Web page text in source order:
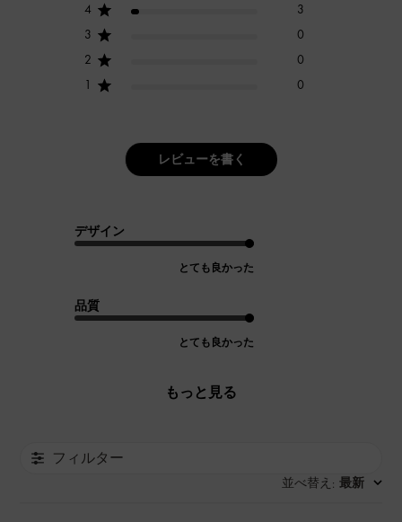
4
3
3
0
2
0
1
0
レビューを書く
デザイン
とても良かった
品質
とても良かった
もっと見る
フィルター
並べ替え : 最新